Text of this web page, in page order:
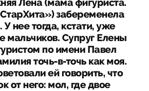
Лена (мама фигуриста.
забеременела
У нее тогда, кстати, уже
мальчиков. Супруг Елены
по имени Павел
точь-в-точь как моя.
ей говорить, что
от него: мол, где двое